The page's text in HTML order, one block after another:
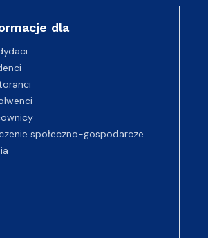
dla
społeczno-gospodarcze